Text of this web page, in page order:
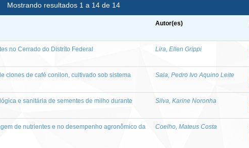
Mostrando resultados 1 a 14 de 14
Autor(es)
no Cerrado do Distrito Federal Lira, Ellen Grippi
clones de café conilon, cultivado sob sistema
Sala, Pedro Ivo Aquino Leite
e sanitária de sementes de milho durante
Silva, Karine Noronha
de nutrientes e no desempenho agronômico da
Coelho, Mateus Costa